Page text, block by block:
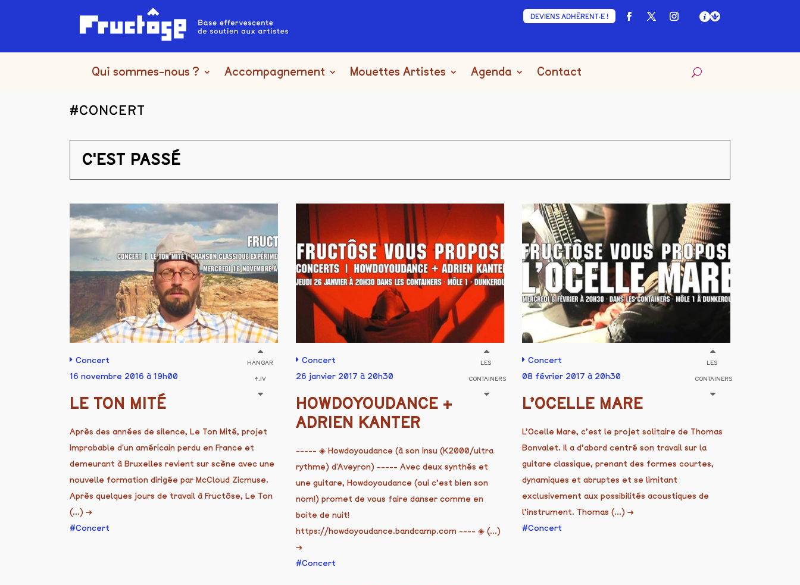
DEVIENS ADHÉRENT·E !
Qui sommes-nous ? Accompagnement Mouettes Artistes Agenda Contact
#CONCERT
C'EST PASSÉ
Concert
16 novembre 2016 à 19h00
HANGAR
4.IV
LE TON MITÉ
Après des années de silence, Le Ton Mité, projet
improbable d'un américain perdu en France et
demeurant à Bruxelles revient sur scène avec une
nouvelle formation dirigée par McCloud Zicmuse.
Après quelques jours de travail à Fructôse, Le Ton
(...) →
Concert
Concert
26 janvier 2017 à 20h30
LES
CONTAINERS
HOWDOYOUDANCE +
ADRIEN KANTER
----- ◈ Howdoyoudance (à son insu (K2000/ultra
rythme) d'Aveyron) ----- Avec deux synthés et
une guitare, Howdoyoudance (oui c’est bien son
nom!) promet de vous faire danser comme en
boite de nuit!
https://howdoyoudance.bandcamp.com ---- ◈ (...)
→
Concert
Concert
08 février 2017 à 20h30
LES
CONTAINERS
L’OCELLE MARE
L’Ocelle Mare, c’est le projet solitaire de Thomas
Bonvalet. Il a d’abord centré son travail sur la
guitare classique, prenant des formes courtes,
dynamiques et abruptes et se limitant
exclusivement aux possibilités acoustiques de
l’instrument. Thomas (...) →
Concert